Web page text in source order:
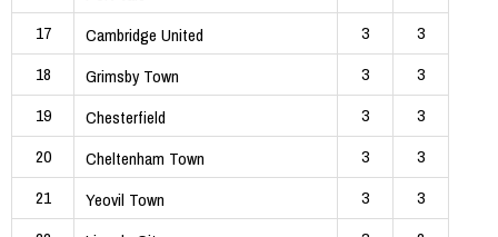
17
Cambridge United 3
3
18
Grimsby Town 3
3
19
Chesterfield 3
3
20
Cheltenham Town 3
3
21
Yeovil Town 3
3